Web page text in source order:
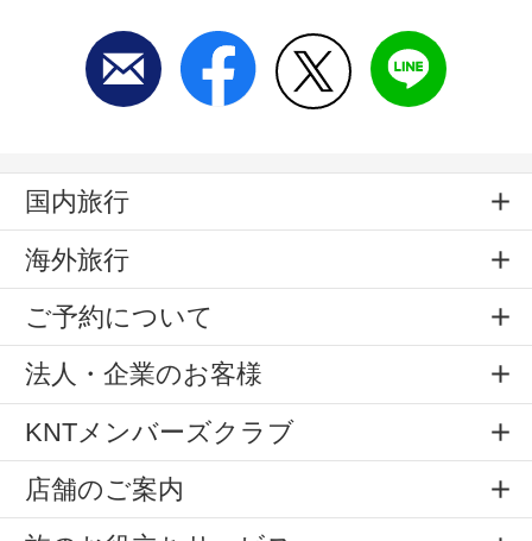
国内旅行
海外旅行
ご予約について
法人・企業のお客様
KNTメンバーズクラブ
店舗のご案内